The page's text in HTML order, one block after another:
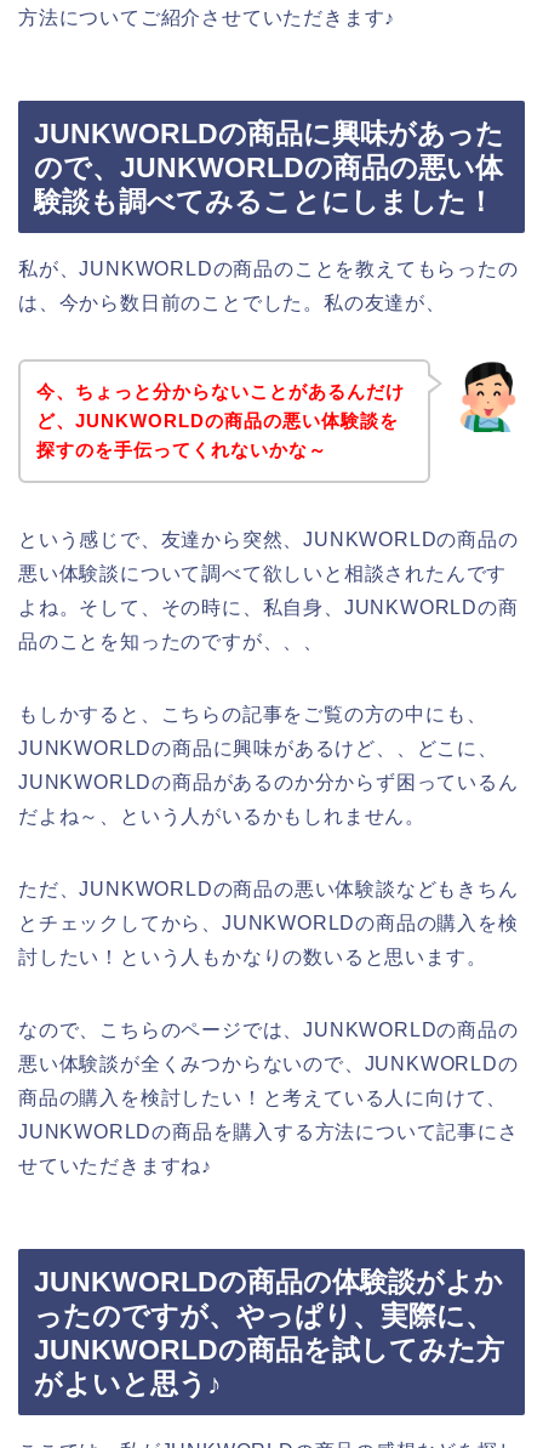
方法についてご紹介させていただきます♪
JUNKWORLDの商品に興味があった
ので、JUNKWORLDの商品の悪い体
験談も調べてみることにしました！
私が、JUNKWORLDの商品のことを教えてもらったの
は、今から数日前のことでした。私の友達が、
今、ちょっと分からないことがあるんだけ
ど、JUNKWORLDの商品の悪い体験談を
探すのを手伝ってくれないかな～
という感じで、友達から突然、JUNKWORLDの商品の
悪い体験談について調べて欲しいと相談されたんです
よね。そして、その時に、私自身、JUNKWORLDの商
品のことを知ったのですが、、、
もしかすると、こちらの記事をご覧の方の中にも、
JUNKWORLDの商品に興味があるけど、、どこに、
JUNKWORLDの商品があるのか分からず困っているん
だよね～、という人がいるかもしれません。
ただ、JUNKWORLDの商品の悪い体験談などもきちん
とチェックしてから、JUNKWORLDの商品の購入を検
討したい！という人もかなりの数いると思います。
なので、こちらのページでは、JUNKWORLDの商品の
悪い体験談が全くみつからないので、JUNKWORLDの
商品の購入を検討したい！と考えている人に向けて、
JUNKWORLDの商品を購入する方法について記事にさ
せていただきますね♪
JUNKWORLDの商品の体験談がよか
ったのですが、やっぱり、実際に、
JUNKWORLDの商品を試してみた方
がよいと思う♪